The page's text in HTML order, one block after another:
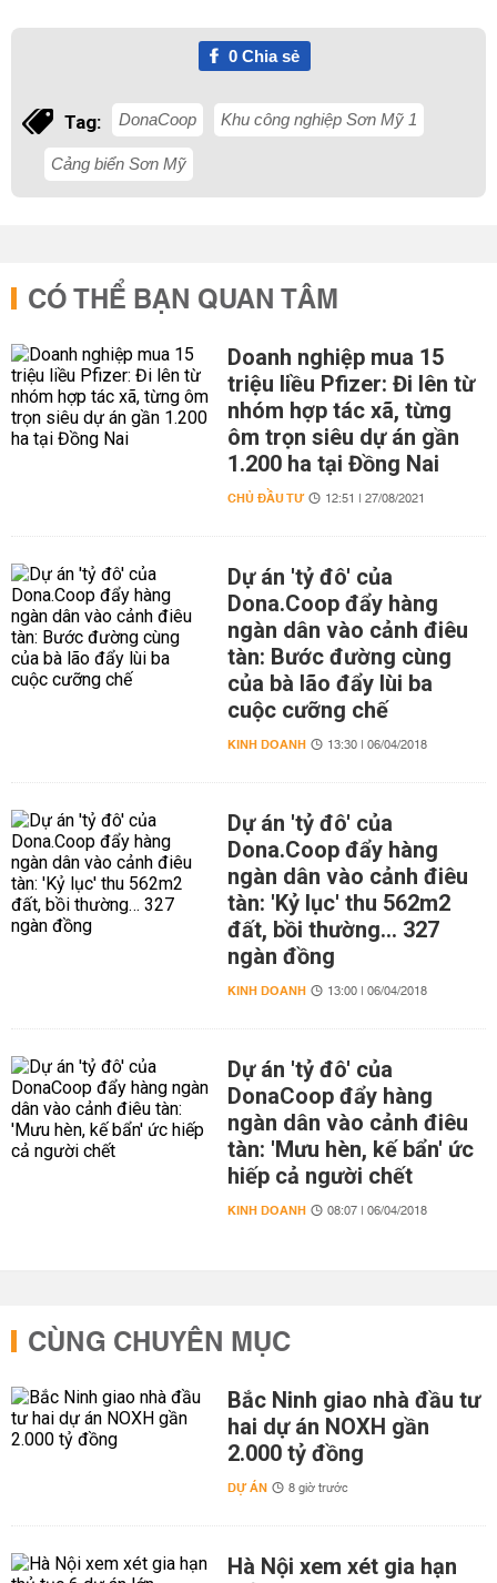
0Chia sẻ
Tag: DonaCoop Khu công nghiệp Sơn Mỹ 1
Cảng biển Sơn Mỹ
CÓ THỂ BẠN QUAN TÂM
Doanh nghiệp mua 15
triệu liều Pfizer: Đi lên từ
nhóm hợp tác xã, từng
ôm trọn siêu dự án gần
1.200 ha tại Đồng Nai
CHỦ ĐẦU TƯ 12:51 | 27/08/2021
Dự án 'tỷ đô' của
Dona.Coop đẩy hàng
ngàn dân vào cảnh điêu
tàn: Bước đường cùng
của bà lão đẩy lùi ba
cuộc cưỡng chế
KINH DOANH 13:30 | 06/04/2018
Dự án 'tỷ đô' của
Dona.Coop đẩy hàng
ngàn dân vào cảnh điêu
tàn: 'Kỷ lục' thu 562m2
đất, bồi thường… 327
ngàn đồng
KINH DOANH 13:00 | 06/04/2018
Dự án 'tỷ đô' của
DonaCoop đẩy hàng
ngàn dân vào cảnh điêu
tàn: 'Mưu hèn, kế bẩn' ức
hiếp cả người chết
KINH DOANH 08:07 | 06/04/2018
CÙNG CHUYÊN MỤC
Bắc Ninh giao nhà đầu tư
hai dự án NOXH gần
2.000 tỷ đồng
DỰ ÁN 8 giờ trước
Hà Nội xem xét gia hạn